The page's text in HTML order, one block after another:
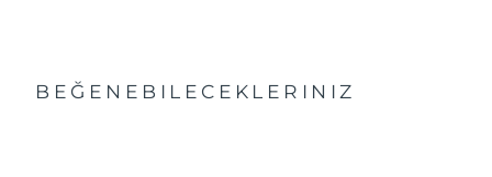
BEĞENEBILECEKLERINIZ